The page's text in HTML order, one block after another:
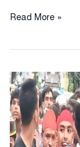
রায়েরবাজারে
মধ্যে
৮
জনের
পরিচয়
শনাক্ত,
পরিবারের
Read More »